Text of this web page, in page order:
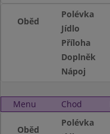
Oběd
Polévka
Jídlo
Příloha
Doplněk
Nápoj
Menu Chod
Oběd
Polévka